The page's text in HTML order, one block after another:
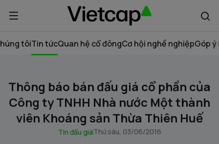
tôiTin tứcQuan hệ cổ đôngCơ hội nghề nghiệpGóp ý
Thông báo bán đấu giá cổ phần của
Công ty TNHH Nhà nước Một thành
viên Khoáng sản Thừa Thiên Huế
Tin đấu giáThứ sáu, 03/06/2016